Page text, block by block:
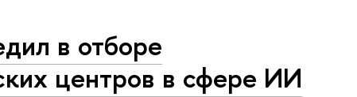
в отборе
центров в сфере ИИ